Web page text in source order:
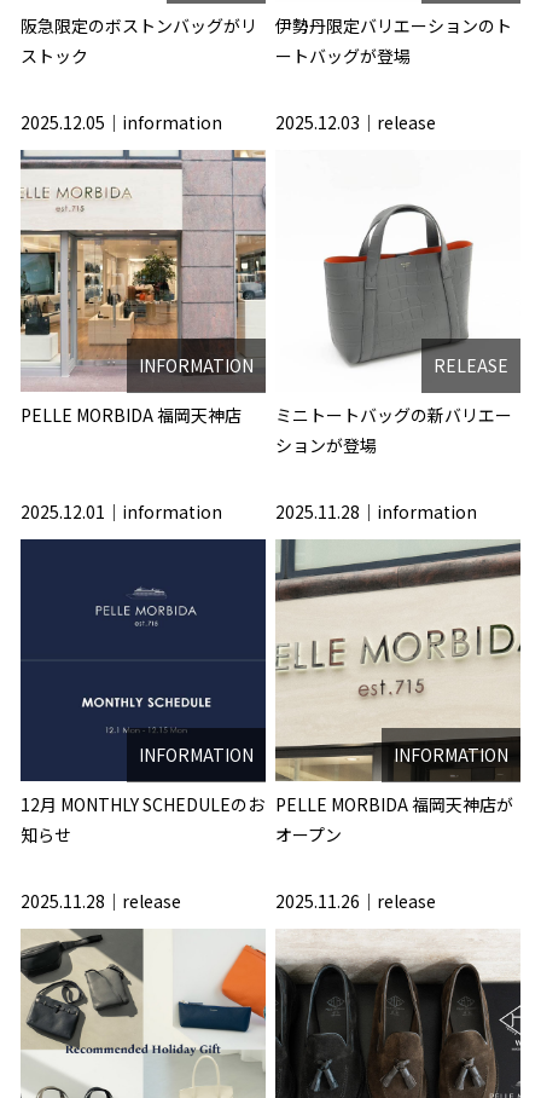
阪急限定のボストンバッグがリ
ストック
伊勢丹限定バリエーションのト
ートバッグが登場
2025.12.05 information
INFORMATION
PELLE MORBIDA 福岡天神店
2025.12.03 release
RELEASE
ミニトートバッグの新バリエー
ションが登場
2025.12.01 information
INFORMATION
12月 MONTHLY SCHEDULEのお
知らせ
2025.11.28 information
INFORMATION
PELLE MORBIDA 福岡天神店が
オープン
2025.11.28 release 2025.11.26 release